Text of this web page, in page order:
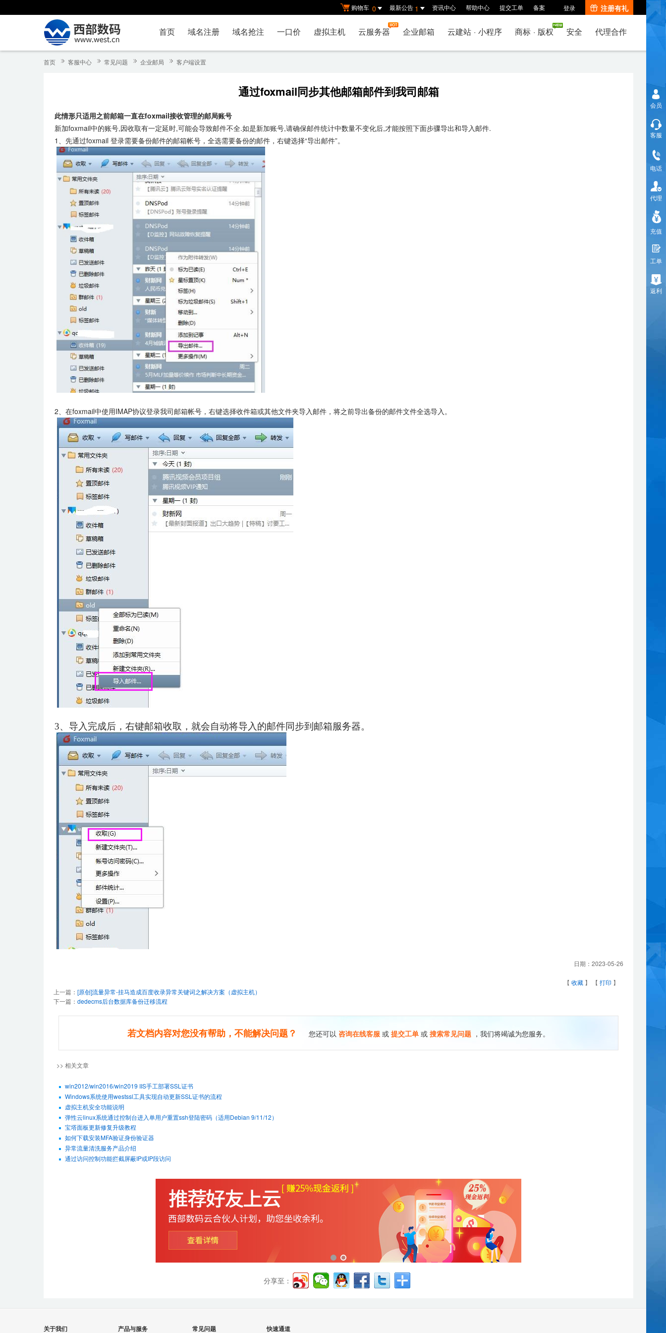
购物车 0 最新公告 1 资讯中心 帮助中心 提交工单 备案 登录 注册有礼
首页 域名注册 域名抢注 一口价 虚拟主机 云服务器 企业邮箱 云建站 · 小程序 商标 · 版权 安全 代理合作
首页 客服中心 常见问题 企业邮局 客户端设置
通过foxmail同步其他邮箱邮件到我司邮箱
此情形只适用之前邮箱一直在foxmail接收管理的邮局账号
新加foxmail中的账号,因收取有一定延时,可能会导致邮件不全.如是新加账号,请确保邮件统计中数量不变化后,才能按照下面步骤导出和导入邮件.
1、先通过foxmail 登录需要备份邮件的邮箱帐号，全选需要备份的邮件，右键选择“导出邮件”。
2、在foxmail中使用IMAP协议登录我司邮箱帐号，右键选择收件箱或其他文件夹导入邮件，将之前导出备份的邮件文件全选导入。
3、 导入完成后，右键邮箱收取，就会自动将导入的邮件同步到邮箱服务器。
日期： 2023-05-26
【 收藏 】 【 打印 】
上一篇： [原创]流量异常-挂马造成百度收录异常关键词之解决方案（虚拟主机）
下一篇： dedecms后台数据库备份迁移流程
若文档内容对您没有帮助，不能解决问题？ 您还可以 咨询在线客服 或 提交工单 或 搜索常见问题 ，我们将竭诚为您服务。
>> 相关文章
win2012/win2016/win2019 IIS手工部署SSL证书
Windows系统使用westssl工具实现自动更新SSL证书的流程
虚拟主机安全功能说明
弹性云linux系统通过控制台进入单用户重置ssh登陆密码（适用Debian 9/11/12）
宝塔面板更新修复升级教程
如何下载安装MFA验证身份验证器
异常流量清洗服务产品介绍
通过访问控制功能拦截屏蔽IP或IP段访问
分享至：
关于我们 产品与服务 常见问题 快速通道
会员
客服
电话
代理
充值
工单
返利